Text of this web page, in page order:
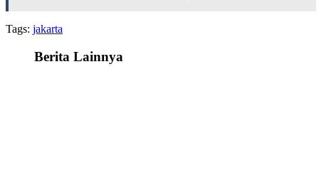
Tags: jakarta
Berita Lainnya